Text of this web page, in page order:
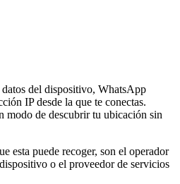
del dispositivo, WhatsApp
IP desde la que te conectas.
modo de descubrir tu ubicación sin
esta puede recoger, son el operador
o el proveedor de servicios